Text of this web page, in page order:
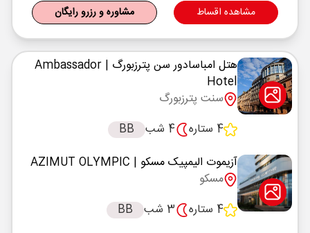
مشاهده اقساط مشاوره و رزرو رایگان
هتل امباسادور سن پترزبورگ
| Ambassador
Hotel
سنت پترزبورگ
4 ستاره
4 شب
BB
آزیموت الیمپیک مسکو | AZIMUT OLYMPIC
مسکو
4 ستاره
3 شب BB